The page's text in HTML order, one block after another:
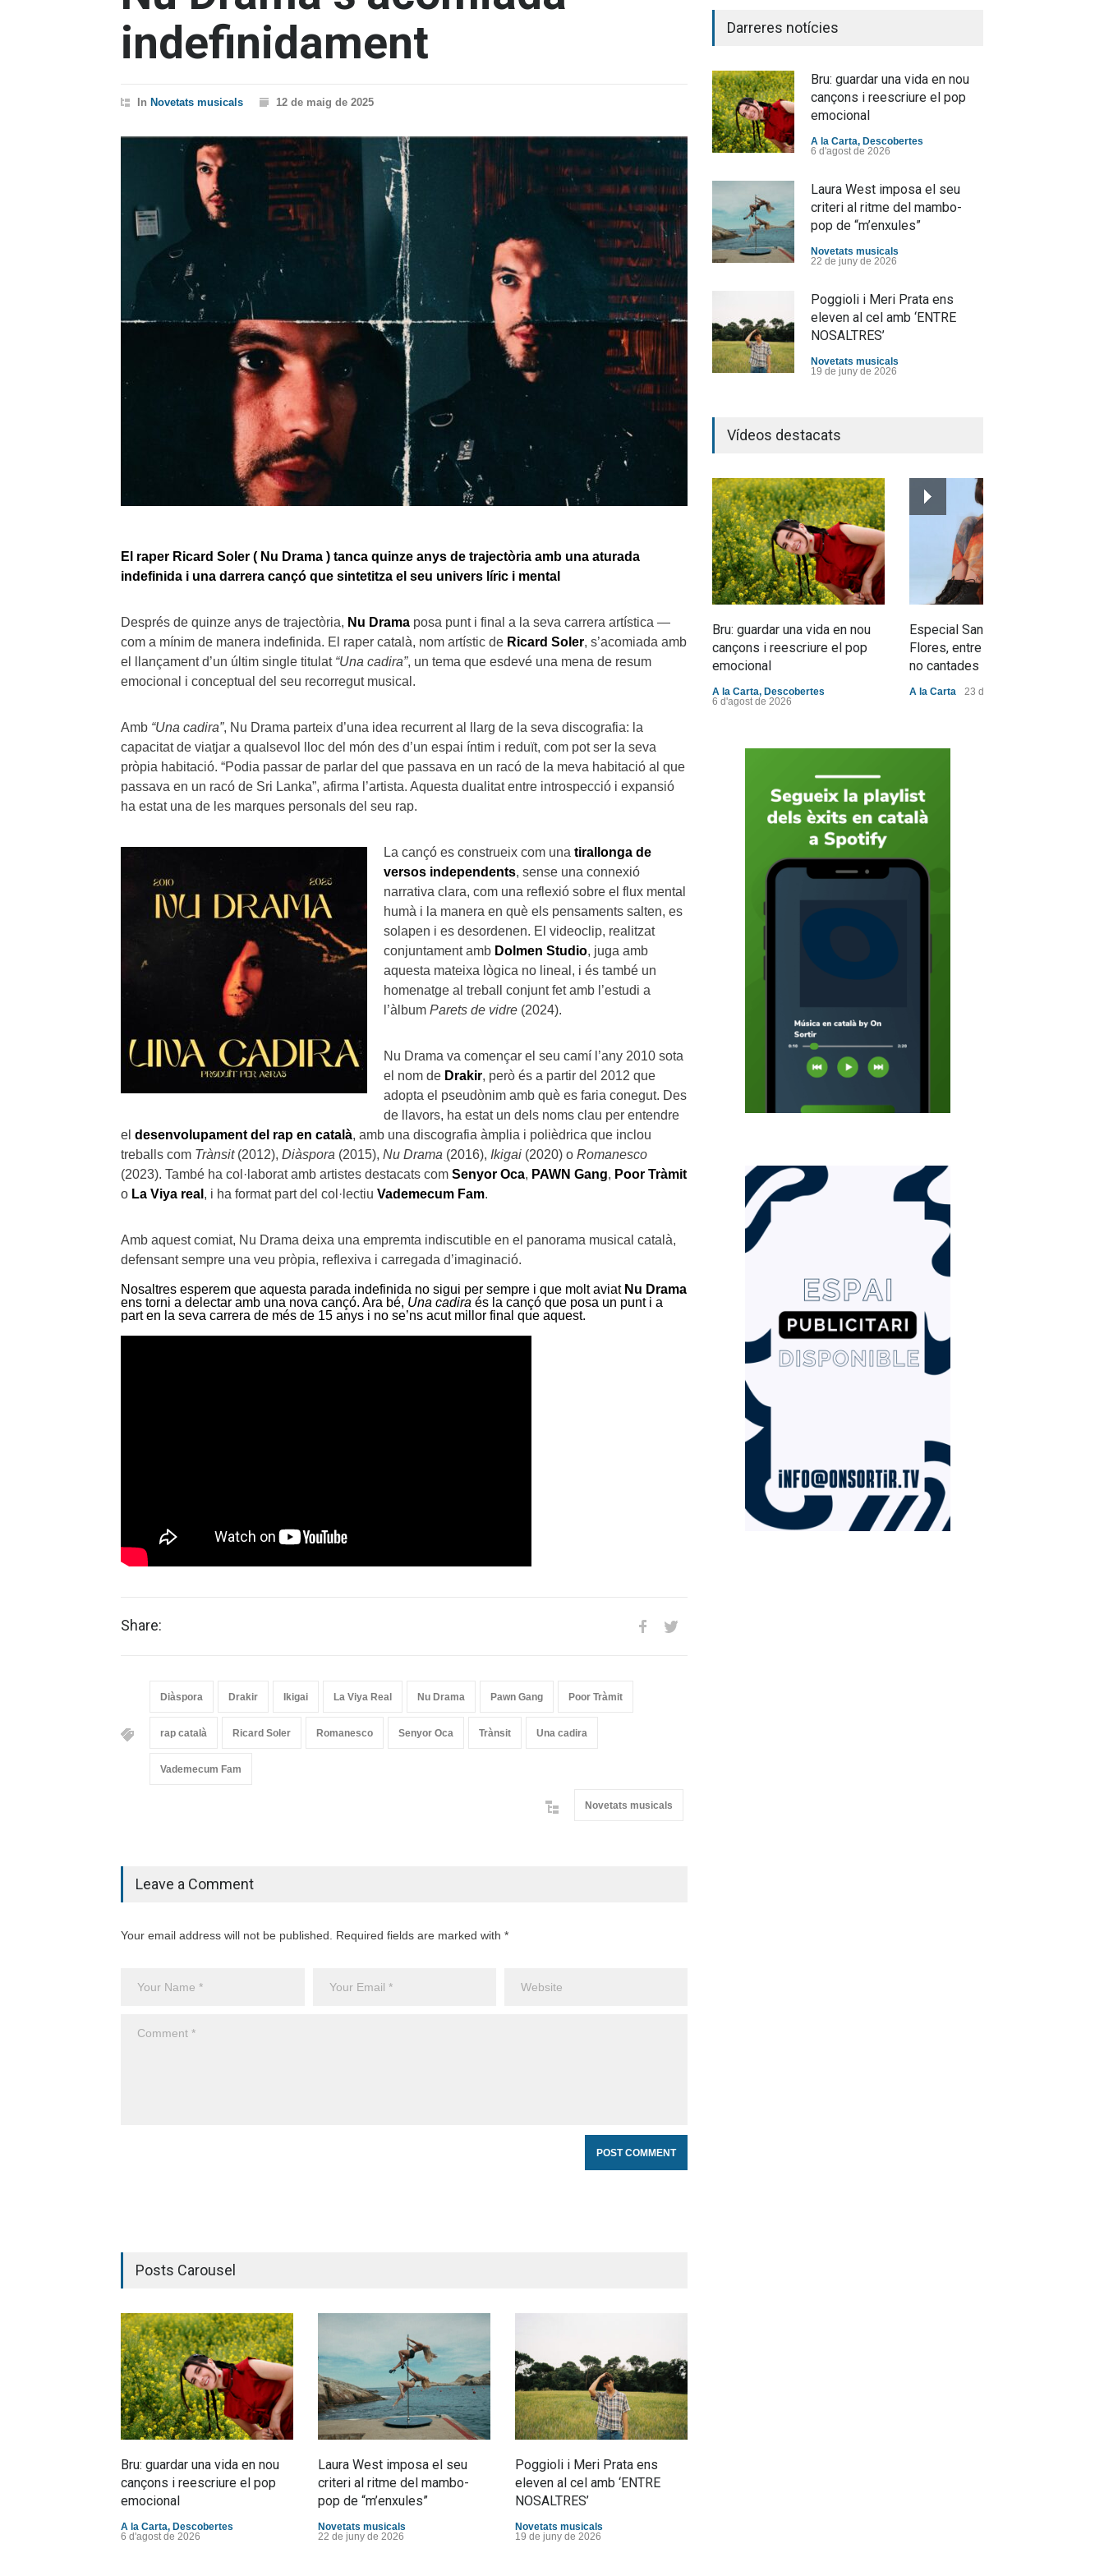
indefinidament
In Novetats musicals 12 de maig de 2025
El raper Ricard Soler ( Nu Drama ) tanca quinze anys de trajectòria amb una aturada
indefinida i una darrera cançó que sintetitza el seu univers líric i mental
Després de quinze anys de trajectòria, Nu Drama posa punt i final a la seva carrera artística —
com a mínim de manera indefinida. El raper català, nom artístic de Ricard Soler, s’acomiada amb
el llançament d’un últim single titulat “Una cadira”, un tema que esdevé una mena de resum
emocional i conceptual del seu recorregut musical.
Amb “Una cadira”, Nu Drama parteix d’una idea recurrent al llarg de la seva discografia: la
capacitat de viatjar a qualsevol lloc del món des d’un espai íntim i reduït, com pot ser la seva
pròpia habitació. “Podia passar de parlar del que passava en un racó de la meva habitació al que
passava en un racó de Sri Lanka”, afirma l’artista. Aquesta dualitat entre introspecció i expansió
ha estat una de les marques personals del seu rap.
La cançó es construeix com una tirallonga de
versos independents, sense una connexió
narrativa clara, com una reflexió sobre el flux mental
humà i la manera en què els pensaments salten, es
solapen i es desordenen. El videoclip, realitzat
conjuntament amb Dolmen Studio, juga amb
aquesta mateixa lògica no lineal, i és també un
homenatge al treball conjunt fet amb l’estudi a
l’àlbum Parets de vidre (2024).
Nu Drama va començar el seu camí l’any 2010 sota
el nom de Drakir, però és a partir del 2012 que
adopta el pseudònim amb què es faria conegut. Des
de llavors, ha estat un dels noms clau per entendre
el desenvolupament del rap en català, amb una discografia àmplia i polièdrica que inclou
treballs com Trànsit(2012), Diàspora (2015), Nu Drama (2016), Ikigai (2020) o Romanesco
(2023). També ha col·laborat amb artistes destacats com Senyor Oca, PAWN Gang, Poor Tràmit
o La Viya real , i ha format part del col·lectiu Vademecum Fam.
Amb aquest comiat, Nu Drama deixa una empremta indiscutible en el panorama musical català,
defensant sempre una veu pròpia, reflexiva i carregada d’imaginació.
Nosaltres esperem que aquesta parada indefinida no sigui per sempre i que molt aviat Nu Drama
ens torni a delectar amb una nova cançó. Ara bé, Una cadira és la cançó que posa un punt i a
part en la seva carrera de més de 15 anys i no se’ns acut millor final que aquest.
Share:
Diàspora Drakir Ikigai La Viya Real Nu Drama Pawn Gang Poor Tràmit
rap català Ricard Soler Romanesco Senyor Oca Trànsit Una cadira
Vademecum Fam
Novetats musicals
Leave a Comment
Your email address will not be published. Required fields are marked with *
Posts Carousel
Bru: guardar una vida en nou
cançons i reescriure el pop
emocional
A la Carta, Descobertes
6 d'agost de 2026
Laura West imposa el seu
criteri al ritme del mambo-
pop de “m’enxules”
Novetats musicals
22 de juny de 2026
Poggioli i Meri Prata ens
eleven al cel amb ‘ENTRE
NOSALTRES’
Novetats musicals
19 de juny de 2026
Darreres notícies
Bru: guardar una vida en nou
cançons i reescriure el pop
emocional
A la Carta, Descobertes
6 d'agost de 2026
Laura West imposa el seu
criteri al ritme del mambo-
pop de “m’enxules”
Novetats musicals
22 de juny de 2026
Poggioli i Meri Prata ens
eleven al cel amb ‘ENTRE
NOSALTRES’
Novetats musicals
19 de juny de 2026
transformen els ‘Cants
d’Estisorar’ en pop actual
10 de juny de 2026
Bèrnia i El Diluvi s’avancen a
la calor amb l’himne definitiu,
“L’ESTIU”
Novetats musicals
5 de juny de 2026
Vídeos destacats
Bru: guardar una vida en nou
cançons i reescriure el pop
emocional
A la Carta, Descobertes
6 d'agost de 2026
Especial Sant Jordi: Mabel
Flores, entre dracs i veritats
no cantades
A la Carta 23 d'abril de 2026